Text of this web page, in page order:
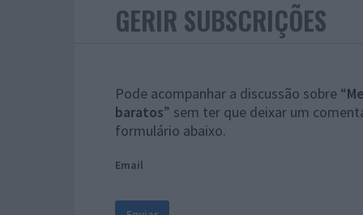
GERIR SUBSCRIÇÕES
Pode acompanhar a discussão sobre “
baratos” sem ter que deixar um
formulário abaixo.
Email